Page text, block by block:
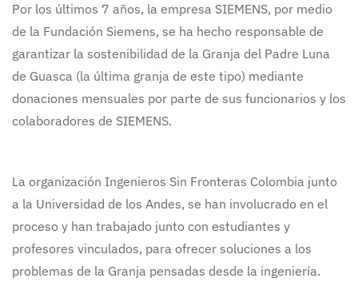
Por los últimos 7 años, la empresa SIEMENS, por medio
de la Fundación Siemens, se ha hecho responsable de
garantizar la sostenibilidad de la Granja del Padre Luna
de Guasca (la última granja de este tipo) mediante
donaciones mensuales por parte de sus funcionarios y los
colaboradores de SIEMENS.
La organización Ingenieros Sin Fronteras Colombia junto
a la Universidad de los Andes, se han involucrado en el
proceso y han trabajado junto con estudiantes y
profesores vinculados, para ofrecer soluciones a los
problemas de la Granja pensadas desde la ingeniería.